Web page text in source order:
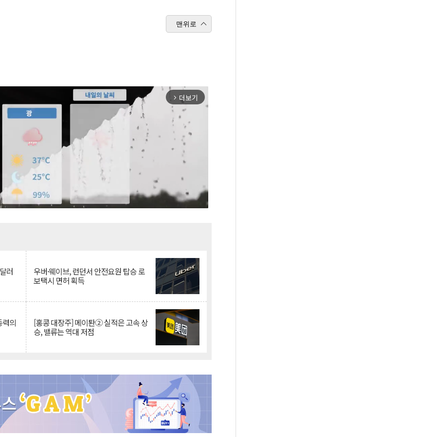
맨위로
arrow_forward_ios 더보기
러 우버·웨이브, 런던서 안전요원 탑승 로
보택시 면허 획득
의 [홍콩 대장주] 메이퇀② 실적은 고속 상
승, 밸류는 역대 저점